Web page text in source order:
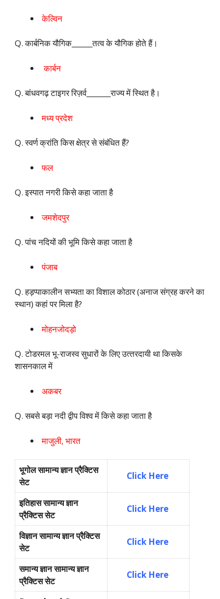
केल्विन
Q. कार्बनिक यौगिक______तत्व के यौगिक होते हैं।
कार्बन
Q. बांधवगढ़ टाइगर रिज़र्व_______राज्य में स्थित है।
मध्य प्रदेश
Q. स्वर्ण क्रांति किस क्षेत्र से संबंधित हैं?
फल
Q. इस्पात नगरी किसे कहा जाता है
जमशेदपुर
Q. पांच नदियों की भूमि किसे कहा जाता है
पंजाब
Q. हड़प्पाकालीन सभ्यता का विशाल कोठार (अनाज संग्रह करने का
स्थान) कहां पर मिला है?
मोहनजोदड़ो
Q. टोडरमल भू-राजस्‍व सुधारों के लिए उत्‍तरदायी था किसके
शासनकाल में
अकबर
Q. सबसे बड़ा नदी द्वीप विश्व में किसे कहा जाता है
माजुली, भारत
भूगोल सामान्य ज्ञान प्रैक्टिस
सेट
Click Here
इतिहास सामान्य ज्ञान
प्रैक्टिस सेट
Click Here
विज्ञान सामान्य ज्ञान प्रैक्टिस
सेट
Click Here
समान्य ज्ञान सामान्य ज्ञान
प्रैक्टिस सेट
Click Here